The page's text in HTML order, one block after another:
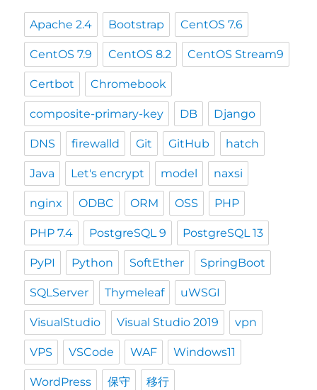
Apache 2.4 Bootstrap CentOS 7.6
CentOS 7.9 CentOS 8.2 CentOS Stream9
Certbot Chromebook
composite-primary-key DB Django
DNS firewalld Git GitHub hatch
Java Let's encrypt model naxsi
nginx ODBC ORM OSS PHP
PHP 7.4 PostgreSQL 9 PostgreSQL 13
PyPI Python SoftEther SpringBoot
SQLServer Thymeleaf uWSGI
VisualStudio Visual Studio 2019 vpn
VPS VSCode WAF Windows11
WordPress 保守 移行